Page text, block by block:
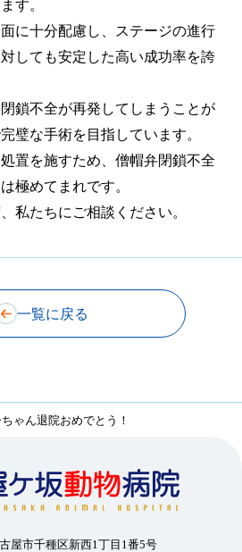
す。
に十分配慮し、ステージの進行
しても安定した高い成功率を誇
鎖不全が再発してしまうことが
璧な手術を目指しています。
置を施すため、僧帽弁閉鎖不全
極めてまれです。
私たちにご相談ください。
一覧に戻る
ちゃん退院おめでとう！
屋市千種区新西1丁目1番5号